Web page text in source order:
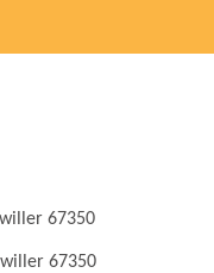
67350
67350